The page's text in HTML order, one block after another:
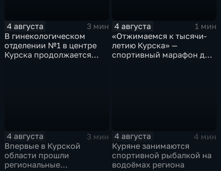
4 августа
3 мин
В гинекологическом
отделении №1 в центре
Курска продолжается
4 августа
1 мин
«Отжимаемся к тысячи-
летию Курска» —
спортивный марафон для
4 августа
3 мин
Впервые в Курской
области прошли
региональные
4 августа
4 мин
Куряне занимаются
спортивной рыбалкой на
водоёмах региона